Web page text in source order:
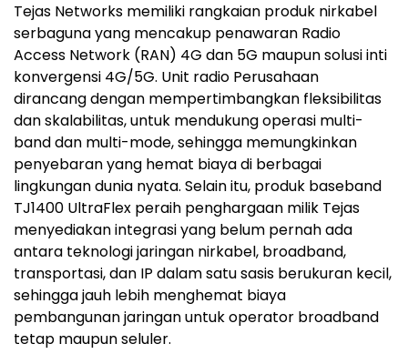
Tejas Networks memiliki rangkaian produk nirkabel
serbaguna yang mencakup penawaran Radio
Access Network (RAN) 4G dan 5G maupun solusi inti
konvergensi 4G/5G. Unit radio Perusahaan
dirancang dengan mempertimbangkan fleksibilitas
dan skalabilitas, untuk mendukung operasi multi-
band dan multi-mode, sehingga memungkinkan
penyebaran yang hemat biaya di berbagai
lingkungan dunia nyata. Selain itu, produk baseband
TJ1400 UltraFlex peraih penghargaan milik Tejas
menyediakan integrasi yang belum pernah ada
antara teknologi jaringan nirkabel, broadband,
transportasi, dan IP dalam satu sasis berukuran kecil,
sehingga jauh lebih menghemat biaya
pembangunan jaringan untuk operator broadband
tetap maupun seluler.